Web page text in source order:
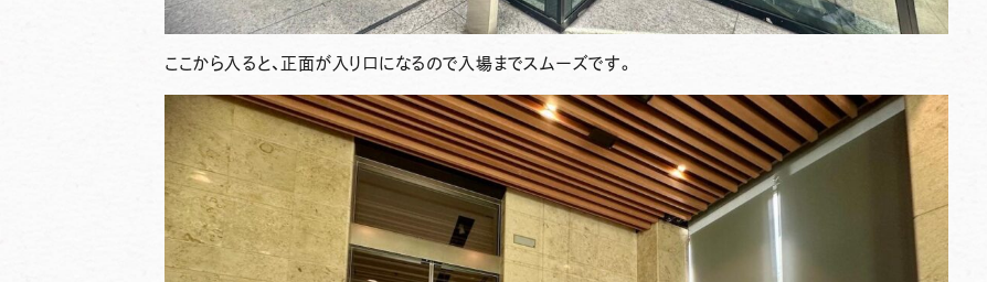
ここから入ると、正面が入り口になるので入場までスムーズです。